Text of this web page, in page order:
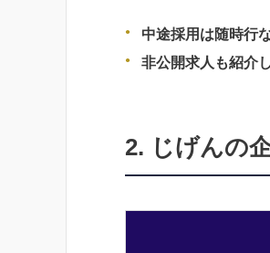
中途採用は随時行
非公開求人も紹介
2. じげんの